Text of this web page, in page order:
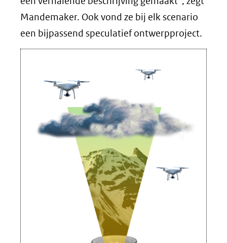
Mandemaker. Ook vond ze bij elk scenario
een bijpassend speculatief ontwerpproject.